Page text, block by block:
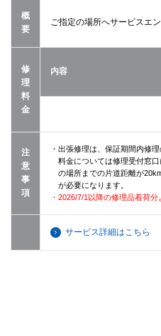
概
要
ご指定の場所へサービスエ
修
理
料
金
内容
注
意
事
項
・出張修理は、保証期間内修
料金については修理受付窓
の場所までの片道距離が
が必要になります。
・2026/7/1以降の修理品着荷
サービス詳細はこちら